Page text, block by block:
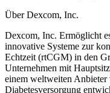
Über Dexcom, Inc.
Dexcom, Inc. Ermöglicht
innovative Systeme zur
Echtzeit (rtCGM) in den
Unternehmen mit
einem weltweiten
Diabetesversorgung